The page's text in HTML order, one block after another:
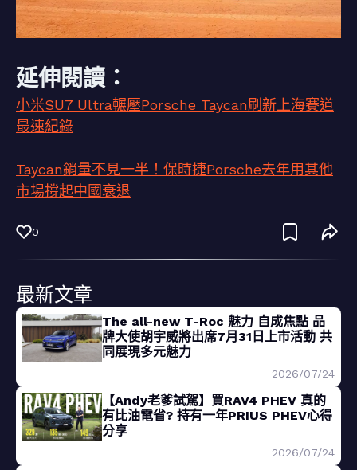
延伸閱讀：
小米SU7 Ultra輾壓Porsche Taycan刷新上海賽道
最速紀錄
Taycan銷量不見一半！保時捷Porsche去年用其他
市場撐起中國衰退
0
最新文章
The all-new T-Roc 魅力 自成焦點 品
牌大使胡宇威將出席7月31日上市活動 共
同展現多元魅力
2026/07/24
【Andy老爹試駕】買RAV4 PHEV 真的
有比油電省? 持有一年PRIUS PHEV心得
分享
2026/07/24